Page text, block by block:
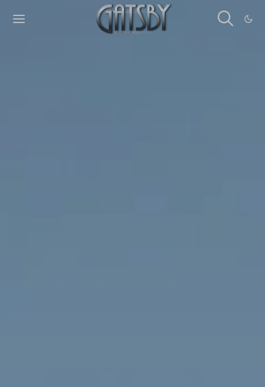
Cookies management panel